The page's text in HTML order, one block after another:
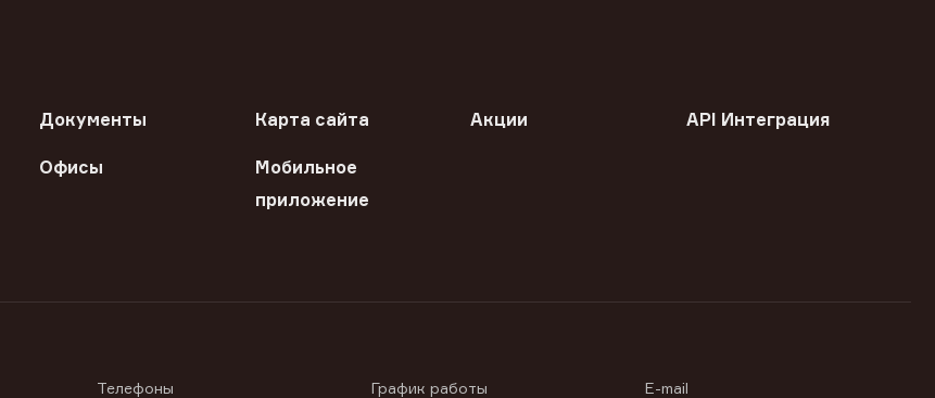
Документы Карта сайта Акции API Интеграция
Офисы
Мобильное
приложение
Телефоны График работы E-mail